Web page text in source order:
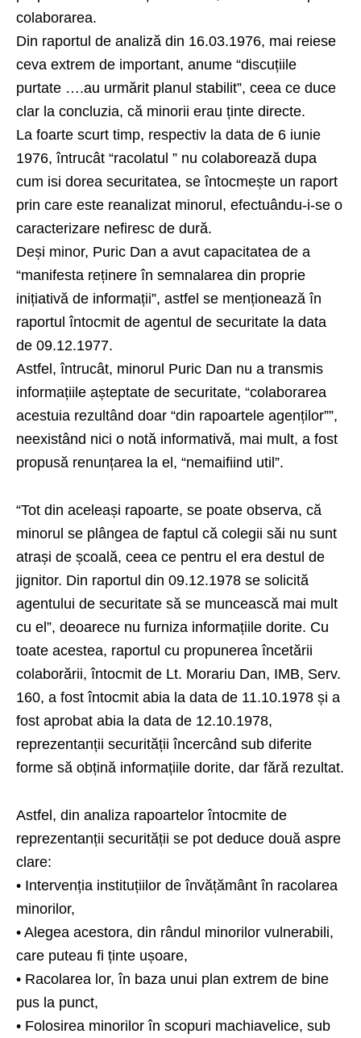
colaborarea.
Din raportul de analiză din 16.03.1976, mai reiese
ceva extrem de important, anume “discuțiile
purtate ….au urmărit planul stabilit”, ceea ce duce
clar la concluzia, că minorii erau ținte directe.
La foarte scurt timp, respectiv la data de 6 iunie
1976, întrucât “racolatul ” nu colaborează dupa
cum isi dorea securitatea, se întocmește un raport
prin care este reanalizat minorul, efectuându-i-se o
caracterizare nefiresc de dură.
Deși minor, Puric Dan a avut capacitatea de a
“manifesta reținere în semnalarea din proprie
inițiativă de informații”, astfel se menționează în
raportul întocmit de agentul de securitate la data
de 09.12.1977.
Astfel, întrucât, minorul Puric Dan nu a transmis
informațiile așteptate de securitate, “colaborarea
acestuia rezultând doar “din rapoartele agenților””,
neexistând nici o notă informativă, mai mult, a fost
propusă renunțarea la el, “nemaifiind util”.
“Tot din aceleași rapoarte, se poate observa, că
minorul se plângea de faptul că colegii săi nu sunt
atrași de școală, ceea ce pentru el era destul de
jignitor. Din raportul din 09.12.1978 se solicită
agentului de securitate să se muncească mai mult
cu el”, deoarece nu furniza informațiile dorite. Cu
toate acestea, raportul cu propunerea încetării
colaborării, întocmit de Lt. Morariu Dan, IMB, Serv.
160, a fost întocmit abia la data de 11.10.1978 și a
fost aprobat abia la data de 12.10.1978,
reprezentanții securității încercând sub diferite
forme să obțină informațiile dorite, dar fără rezultat.
Astfel, din analiza rapoartelor întocmite de
reprezentanții securității se pot deduce două aspre
clare:
• Intervenția instituțiilor de învățământ în racolarea
minorilor,
• Alegea acestora, din rândul minorilor vulnerabili,
care puteau fi ținte ușoare,
• Racolarea lor, în baza unui plan extrem de bine
pus la punct,
• Folosirea minorilor în scopuri machiavelice, sub